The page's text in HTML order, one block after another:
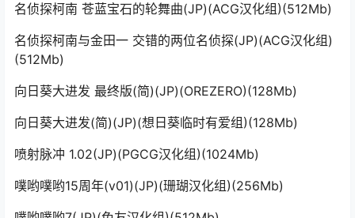
名侦探柯南 苍蓝宝石的轮舞曲(JP)(ACG汉化组)(512Mb)
名侦探柯南与金田一 交错的两位名侦探(JP)(ACG汉化组)
(512Mb)
向日葵大进发 最终版(简)(JP)(OREZERO)(128Mb)
向日葵大进发(简)(JP)(想日葵临时有爱组)(128Mb)
喷射脉冲 1.02(JP)(PGCG汉化组)(1024Mb)
噗哟噗哟15周年(v01)(JP)(珊瑚汉化组)(256Mb)